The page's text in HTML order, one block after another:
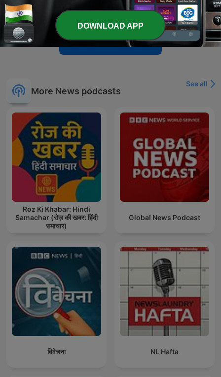
07 Aug 2026
Show more episodes
More News podcasts
See all
Roz Ki Khabar: Hindi
Samachar (रोज़ की खबर: हिंदी
समाचार)
Global News Podcast
विवेचना NL Hafta
DOWNLOAD APP